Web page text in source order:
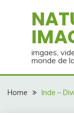
imgaes,
monde de
Home Inde –